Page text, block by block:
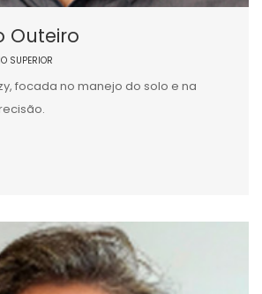
Outeiro
SUPERIOR
focada no manejo do solo e na